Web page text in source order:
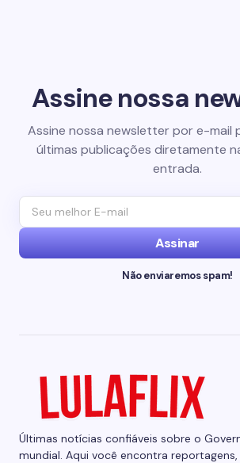
Assine nossa
Assine nossa newsletter por e-mail
últimas publicações diretamente
entrada.
Assinar
Não enviaremos spam!
Últimas notícias confiáveis sobre o
mundial. Aqui você encontra reportagens,